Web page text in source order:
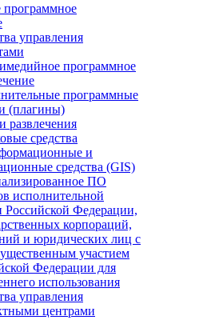
управления
программное
программные
(плагины)
развлечения
средства
и
средства (GIS)
ПО
исполнительной
Российской Федерации,
корпораций,
и юридических лиц с
участием
Федерации для
использования
управления
центрами